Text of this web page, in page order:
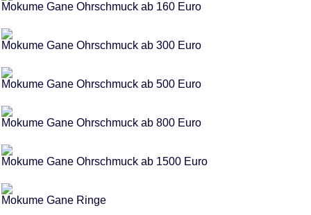
Mokume Gane Ohrschmuck ab 160 Euro
Mokume Gane Ohrschmuck ab 300 Euro
Mokume Gane Ohrschmuck ab 500 Euro
Mokume Gane Ohrschmuck ab 800 Euro
Mokume Gane Ohrschmuck ab 1500 Euro
Mokume Gane Ringe